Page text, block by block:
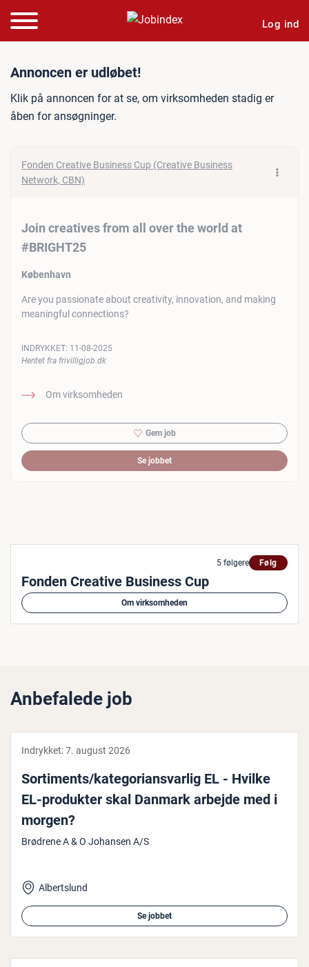
Log ind
Jobannonce: Join
Annoncen er udløbet!
Klik på annoncen for at se, om virksomheden stadig er
åben for ansøgninger.
Fonden Creative Business Cup (Creative Business
Network, CBN)
Join creatives from all over the world at
#BRIGHT25
København
Are you passionate about creativity, innovation, and making
meaningful connections?
Om virksomheden
INDRYKKET: 11-08-2025
Hentet fra frivilligjob.dk
Gem job
Se jobbet
5 følgere Følg
Fonden Creative Business Cup
Om virksomheden
Anbefalede job
Indrykket:7. august 2026
Sor­ti­ments/ka­te­go­ri­ansvar­lig EL - Hvilke
EL-produkter skal Danmark arbejde med i
morgen?
Brødrene A & O Johansen A/S
Albertslund
Se jobbet